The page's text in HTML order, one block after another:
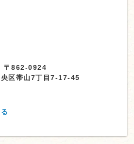
〒862-0924
区帯山7丁目7-17-45